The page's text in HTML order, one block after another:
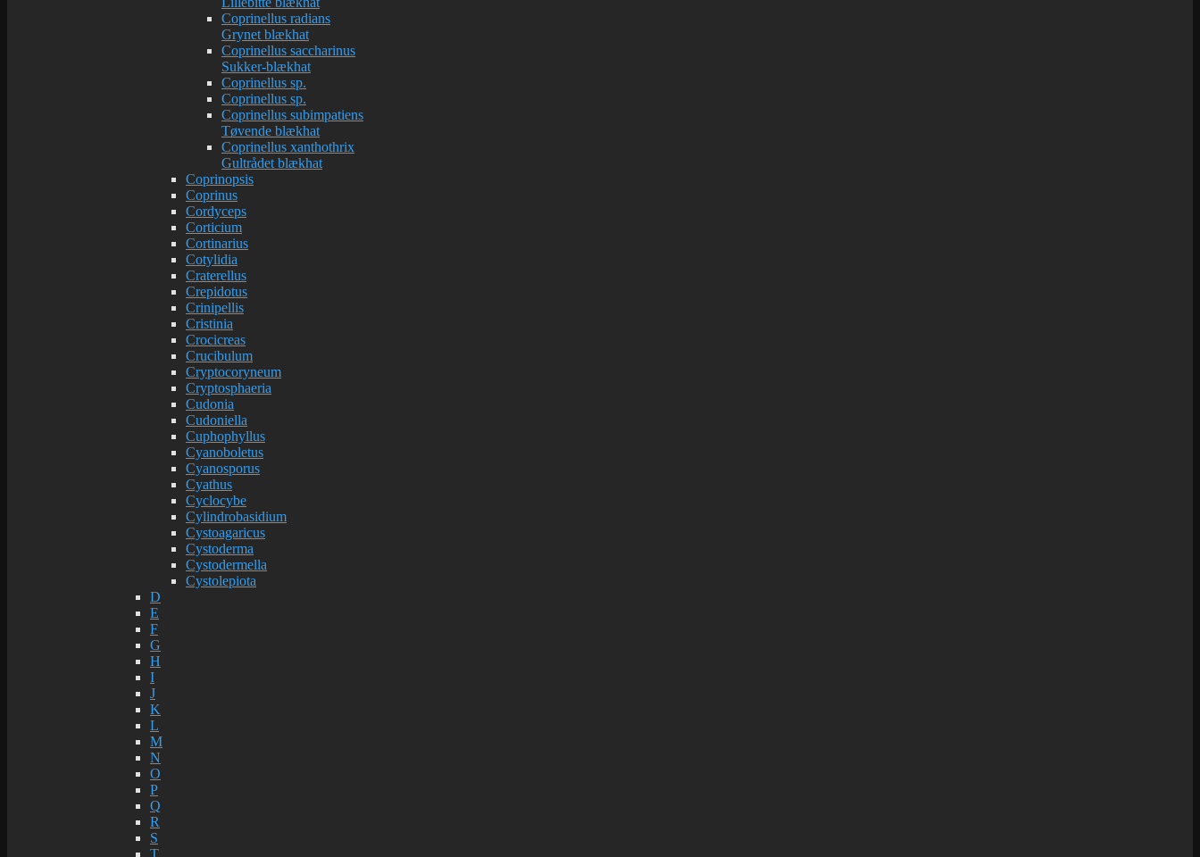
Coprinellus radians
Grynet blækhat
Coprinellus saccharinus
Sukker-blækhat
Coprinellus sp.
Coprinellus sp.
Coprinellus subimpatiens
Tøvende blækhat
Coprinellus xanthothrix
Gultrådet blækhat
Coprinopsis
Coprinus
Cordyceps
Corticium
Cortinarius
Cotylidia
Craterellus
Crepidotus
Crinipellis
Cristinia
Crocicreas
Crucibulum
Cryptocoryneum
Cryptosphaeria
Cudonia
Cudoniella
Cuphophyllus
Cyanoboletus
Cyanosporus
Cyathus
Cyclocybe
Cylindrobasidium
Cystoagaricus
Cystoderma
Cystodermella
Cystolepiota
D
E
F
G
H
I
J
K
L
M
N
O
P
Q
R
S
T